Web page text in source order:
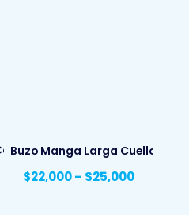
Hombre
Buzo Manga Larga Cuello
$22,000– $25,000